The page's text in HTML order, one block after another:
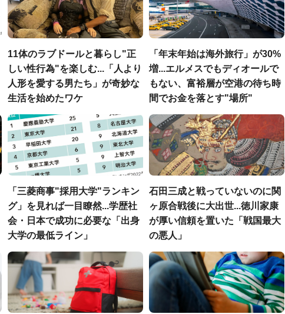
11体のラブドールと暮らし"正
しい性行為"を楽しむ...「人より
人形を愛する男たち」が奇妙な
生活を始めたワケ
「年末年始は海外旅行」が30%
増...エルメスでもディオールで
もない、富裕層が空港の待ち時
間でお金を落とす"場所"
「三菱商事"採用大学"ランキン
グ」を見れば一目瞭然...学歴社
会・日本で成功に必要な「出身
大学の最低ライン」
石田三成と戦っていないのに関
ヶ原合戦後に大出世...徳川家康
が厚い信頼を置いた「戦国最大
の悪人」